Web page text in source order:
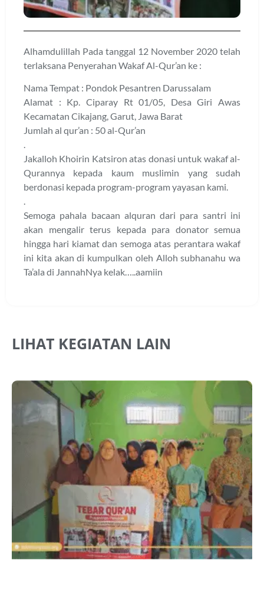
Alhamdulillah Pada tanggal 12 November 2020 telah
terlaksana Penyerahan Wakaf Al-Qur’an ke :
Nama Tempat : Pondok Pesantren Darussalam
Alamat : Kp. Ciparay Rt 01/05, Desa Giri Awas
Kecamatan Cikajang, Garut, Jawa Barat
Jumlah al qur’an : 50 al-Qur’an
.
Jakalloh Khoirin Katsiron atas donasi untuk wakaf al-
Qurannya kepada kaum muslimin yang sudah
berdonasi kepada program-program yayasan kami.
.
Semoga pahala bacaan alquran dari para santri ini
akan mengalir terus kepada para donator semua
hingga hari kiamat dan semoga atas perantara wakaf
ini kita akan di kumpulkan oleh Alloh subhanahu wa
Ta’ala di JannahNya kelak…..aamiin
LIHAT KEGIATAN LAIN